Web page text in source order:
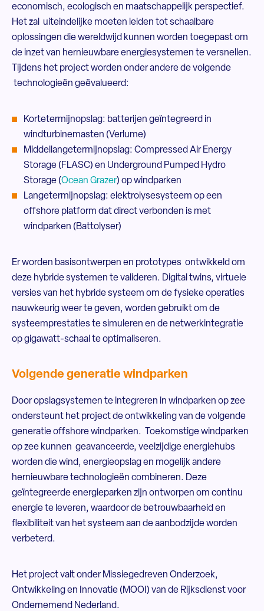
economisch, ecologisch en maatschappelijk perspectief.
Het zal uiteindelijke moeten leiden tot schaalbare
oplossingen die wereldwijd kunnen worden toegepast om
de inzet van hernieuwbare energiesystemen te versnellen.
Tijdens het project worden onder andere de volgende
technologieën geëvalueerd:
Kortetermijnopslag: batterijen geïntegreerd in
windturbinemasten (Verlume)
Middellangetermijnopslag: Compressed Air Energy
Storage (FLASC) en Underground Pumped Hydro
Storage (Ocean Grazer) op windparken
Langetermijnopslag: elektrolysesysteem op een
offshore platform dat direct verbonden is met
windparken (Battolyser)
Er worden basisontwerpen en prototypes ontwikkeld om
deze hybride systemen te valideren. Digital twins, virtuele
versies van het hybride systeem om de fysieke operaties
nauwkeurig weer te geven, worden gebruikt om de
systeemprestaties te simuleren en de netwerkintegratie
op gigawatt-schaal te optimaliseren.
Volgende generatie windparken
Door opslagsystemen te integreren in windparken op zee
ondersteunt het project de ontwikkeling van de volgende
generatie offshore windparken. Toekomstige windparken
op zee kunnen geavanceerde, veelzijdige energiehubs
worden die wind, energieopslag en mogelijk andere
hernieuwbare technologieën combineren. Deze
geïntegreerde energieparken zijn ontworpen om continu
energie te leveren, waardoor de betrouwbaarheid en
flexibiliteit van het systeem aan de aanbodzijde worden
verbeterd.
Het project valt onder Missiegedreven Onderzoek,
Ontwikkeling en Innovatie (MOOI) van de Rijksdienst voor
Ondernemend Nederland.